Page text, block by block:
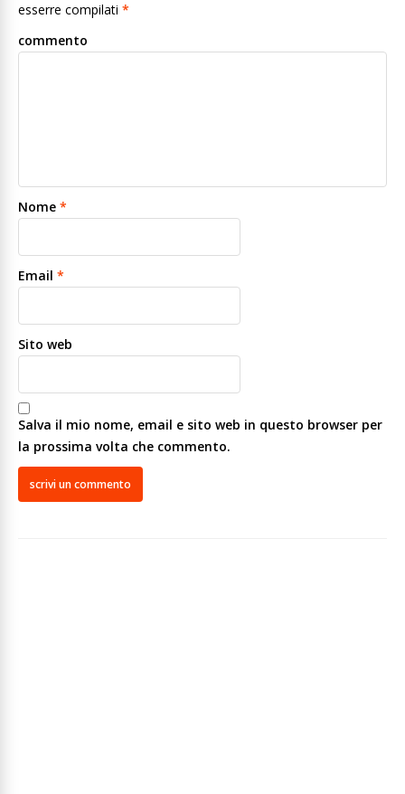
esserre compilati *
commento
Nome *
Email *
Sito web
Salva il mio nome, email e sito web in questo browser per
la prossima volta che commento.